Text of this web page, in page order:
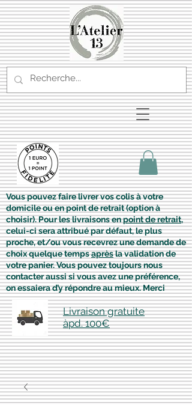
Vous pouvez faire livrer vos colis à votre
domicile ou en point de retrait (option à
choisir). Pour les livraisons enpoint de retrait,
celui-ci sera attribué par défaut, le plus
proche, et/ou vous recevrez une demande de
choix quelque tempsaprèsla validation de
votre panier. Vous pouvez toujours nous
contacter aussi si vous avez une préférence,
on essaiera d’y répondre au mieux. Merci
Livraison gratuite
àpd. 100€